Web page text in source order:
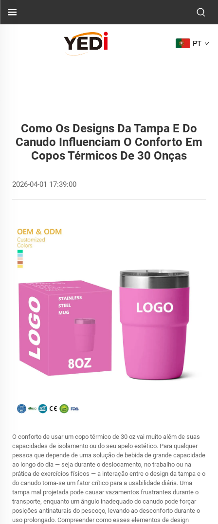
PT
Como Os Designs Da Tampa E Do
Canudo Influenciam O Conforto Em
Copos Térmicos De 30 Onças
2026-04-01 17:39:00
O conforto de usar um copo térmico de 30 oz vai muito além de suas
capacidades de isolamento ou do seu apelo estético. Para qualquer
pessoa que depende de uma solução de bebida de grande capacidade
ao longo do dia — seja durante o deslocamento, no trabalho ou na
prática de exercícios físicos — a interação entre o design da tampa e o
do canudo torna-se um fator crítico para a usabilidade diária. Uma
tampa mal projetada pode causar vazamentos frustrantes durante o
transporte, enquanto um ângulo inadequado do canudo pode forçar
posições antinaturais do pescoço, levando ao desconforto durante o
uso prolongado. Compreender como esses elementos de design